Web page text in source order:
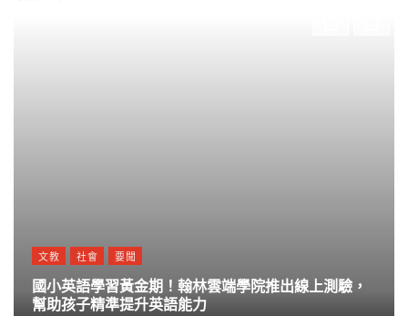
文教 社會 要聞
國小英語學習黃金期！翰林雲端學院推出線上測驗，
幫助孩子精準提升英語能力